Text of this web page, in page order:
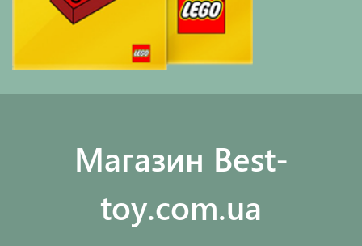
Maгазин Best-
toy.com.ua